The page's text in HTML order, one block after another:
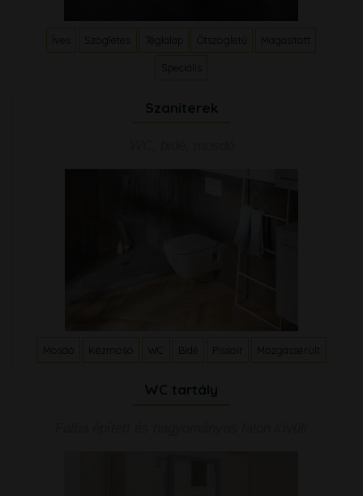
Íves Szögletes Téglalap Ötszögletű Magasított
Speciális
Szaniterek
Kézmosó Bidé Mozgássérült
WC tartály